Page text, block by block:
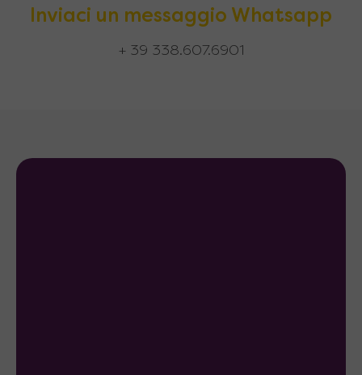
Inviaci un messaggio Whatsapp
+ 39 338.607.6901